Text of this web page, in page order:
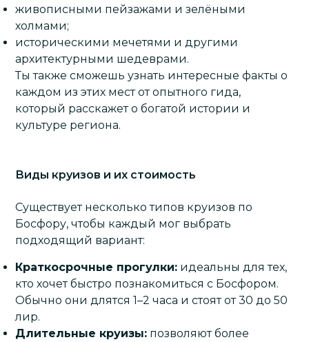
живописными пейзажами и зелёными
холмами;
историческими мечетями и другими
архитектурными шедеврами.
Ты также сможешь узнать интересные факты о
каждом из этих мест от опытного гида,
который расскажет о богатой истории и
культуре региона.
Виды круизов и их стоимость
Существует несколько типов круизов по
Босфору, чтобы каждый мог выбрать
подходящий вариант:
Краткосрочные прогулки: идеальны для тех,
кто хочет быстро познакомиться с Босфором.
Обычно они длятся 1–2 часа и стоят от 30 до 50
лир.
Длительные круизы: позволяют более